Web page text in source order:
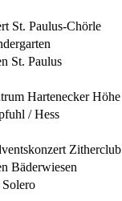
St. Paulus-Chörle
St. Paulus
Hartenecker Höhe
/ Hess
Zitherclub
Bäderwiesen